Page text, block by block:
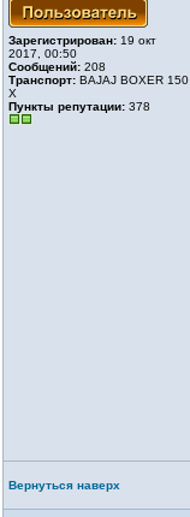
Зарегистрирован: 19 окт
2017, 00:50
Сообщений: 208
Транспорт: BAJAJ BOXER 150
X
Пункты репутации: 378
Вернуться наверх